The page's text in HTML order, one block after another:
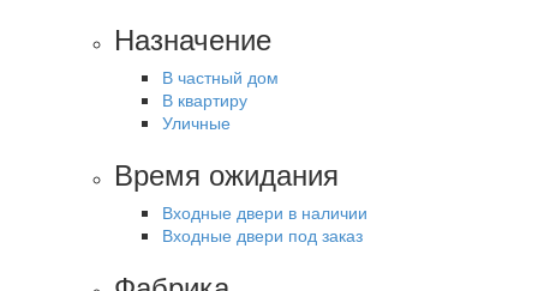
Назначение
В частный дом
В квартиру
Уличные
Время ожидания
Входные двери в наличии
Входные двери под заказ